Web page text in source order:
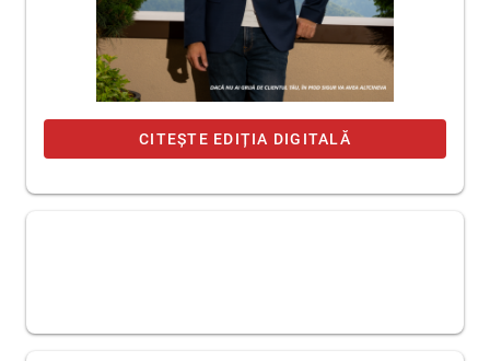
CITEȘTE EDIȚIA DIGITALĂ